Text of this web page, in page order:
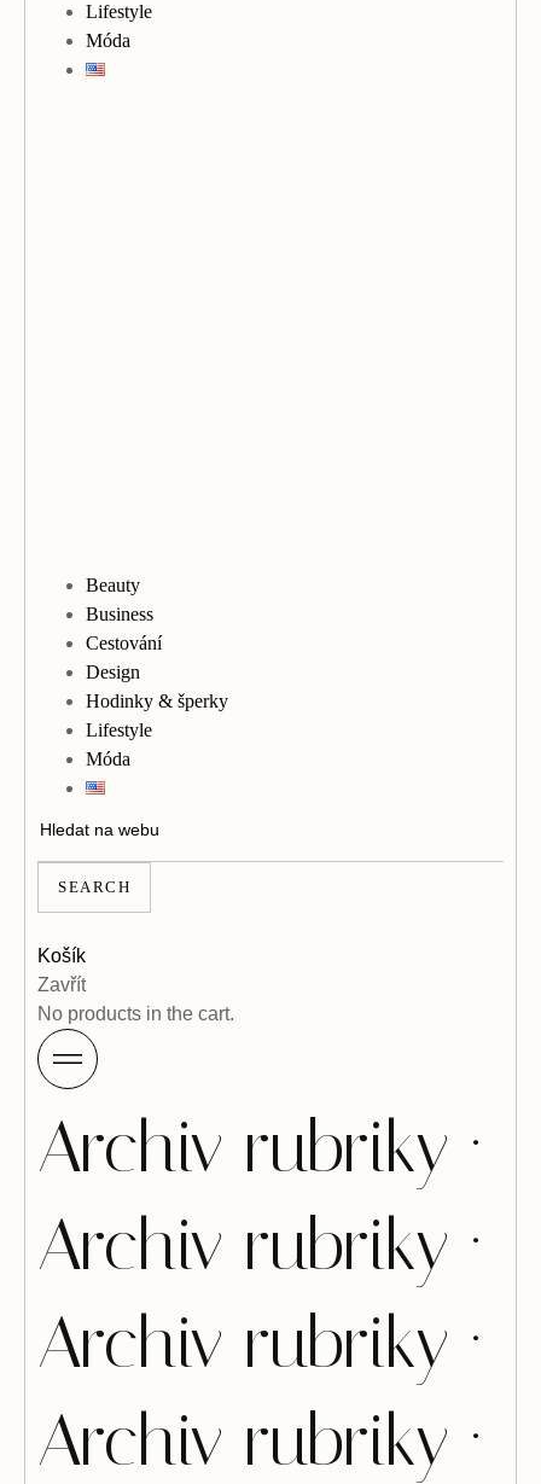
Lifestyle
Móda
Beauty
Business
Cestování
Design
Hodinky & šperky
Lifestyle
Móda
SEARCH
Košík
Zavřít
No products in the cart.
Archiv rubriky ·
Archiv rubriky ·
Archiv rubriky ·
Archiv rubriky ·